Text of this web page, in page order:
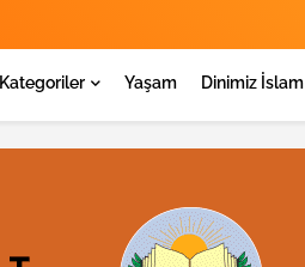
Kategoriler Yaşam Dinimiz İslam